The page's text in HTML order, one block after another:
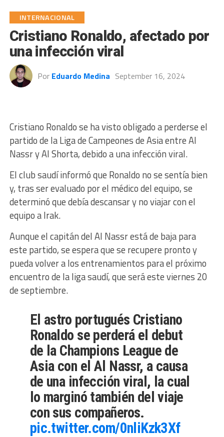
INTERNACIONAL
Cristiano Ronaldo, afectado por
una infección viral
Por Eduardo Medina September 16, 2024
Cristiano Ronaldo se ha visto obligado a perderse el
partido de la Liga de Campeones de Asia entre Al
Nassr y Al Shorta, debido a una infección viral.
El club saudí informó que Ronaldo no se sentía bien
y, tras ser evaluado por el médico del equipo, se
determinó que debía descansar y no viajar con el
equipo a Irak.
Aunque el capitán del Al Nassr está de baja para
este partido, se espera que se recupere pronto y
pueda volver a los entrenamientos para el próximo
encuentro de la liga saudí, que será este viernes 20
de septiembre.
El astro portugués Cristiano
Ronaldo se perderá el debut
de la Champions League de
Asia con el Al Nassr, a causa
de una infección viral, la cual
lo marginó también del viaje
con sus compañeros.
pic.twitter.com/0nliKzk3Xf